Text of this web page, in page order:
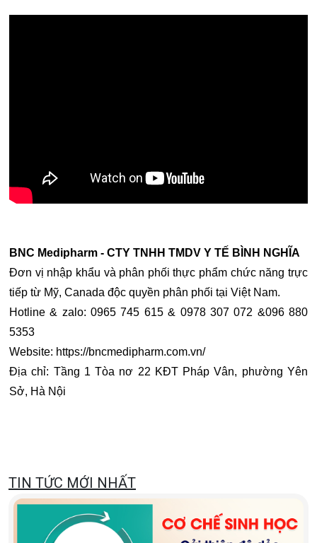
BNC Medipharm - CTY TNHH TMDV Y TẾ BÌNH NGHĨA
Đơn vị nhập khẩu và phân phối thực phẩm chức năng trực
tiếp từ Mỹ, Canada độc quyền phân phối tại Việt Nam.
Hotline & zalo: 0965 745 615 & 0978 307 072 &096 880
5353
Website: https://bncmedipharm.com.vn/
Địa chỉ: Tầng 1 Tòa nơ 22 KĐT Pháp Vân, phường Yên
Sở, Hà Nội
TIN TỨC MỚI NHẤT